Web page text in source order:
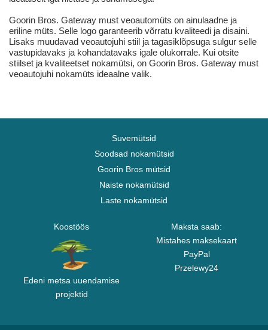
Goorin Bros. Gateway must veoautomüts on ainulaadne ja
eriline müts. Selle logo garanteerib võrratu kvaliteedi ja disaini.
Lisaks muudavad veoautojuhi stiil ja tagasiklõpsuga sulgur selle
vastupidavaks ja kohandatavaks igale olukorrale. Kui otsite
stiilset ja kvaliteetset nokamütsi, on Goorin Bros. Gateway must
veoautojuhi nokamüts ideaalne valik.
Suvemütsid
Soodsad nokamütsid
Goorin Bros mütsid
Naiste nokamütsid
Laste nokamütsid
Koostöös
Edeni metsa uuendamise
projektid
Maksta saab:
Mistahes maksekaart
PayPal
Przelewy24